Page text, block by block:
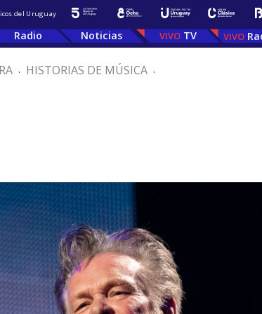
del Uruguay
Radio Noticias TV
. HISTORIAS DE MÚSICA .